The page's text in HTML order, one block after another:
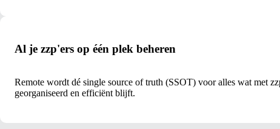
Al je zzp'ers op één plek beheren
Remote wordt dé single source of truth (SSOT) voor alles wat met
georganiseerd en efficiënt blijft.